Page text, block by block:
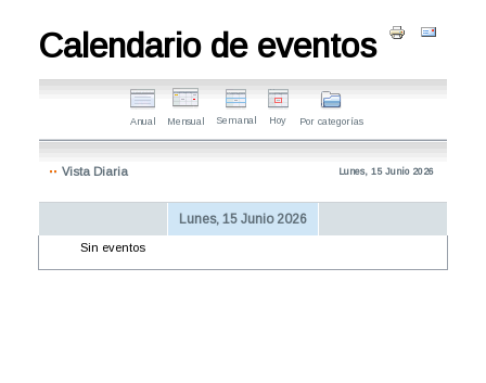
Calendario de eventos
Anual Mensual Semanal Hoy Por categorías
Vista Diaria Lunes, 15 Junio 2026
Lunes, 15 Junio 2026
Sin eventos